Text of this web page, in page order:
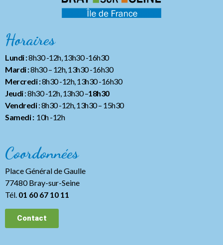
Horaires
Lundi :8h30 -12h, 13h30 -16h30
Mardi :8h30 – 12h, 13h30 -16h30
Mercredi :8h30 -12h, 13h30 -16h30
Jeudi: 8h30 -12h, 13h30 –18h30
Vendredi: 8h30 -12h, 13h30– 15h30
Samedi :10h -12h
Coordonnées
Place Général de Gaulle
77480 Bray-sur-Seine
Tél. 01 60 67 10 11
Contact